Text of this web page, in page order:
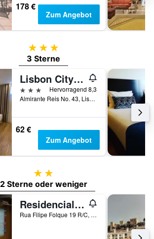
178 €
Zum Angebot
3 Sterne
3 Sterne
Lisbon City Apartments & Suites by City Hotels
3 Sterne
Hervorragend 8,3
Almirante Reis No. 43, Lissabon, Region Lissabon, Portugal
62 €
Zum Angebot
2 Sterne
2 Sterne oder weniger
Residencial Marisela
Rua Filipe Folque 19 R/C, Lissabon, Region Lissabon, Portugal